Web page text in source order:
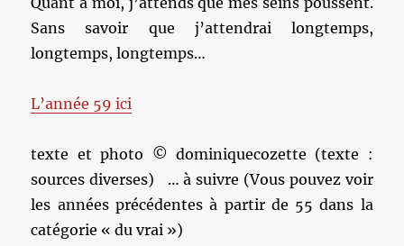
Sans savoir que j’attendrai longtemps,
longtemps, longtemps…
L’année 59 ici
texte et photo © dominiquecozette (texte :
sources diverses) … à suivre (Vous pouvez voir
les années précédentes à partir de 55 dans la
catégorie « du vrai »)